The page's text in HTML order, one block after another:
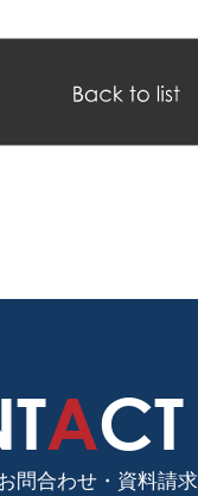
ACT
問合わせ・ 資料請求